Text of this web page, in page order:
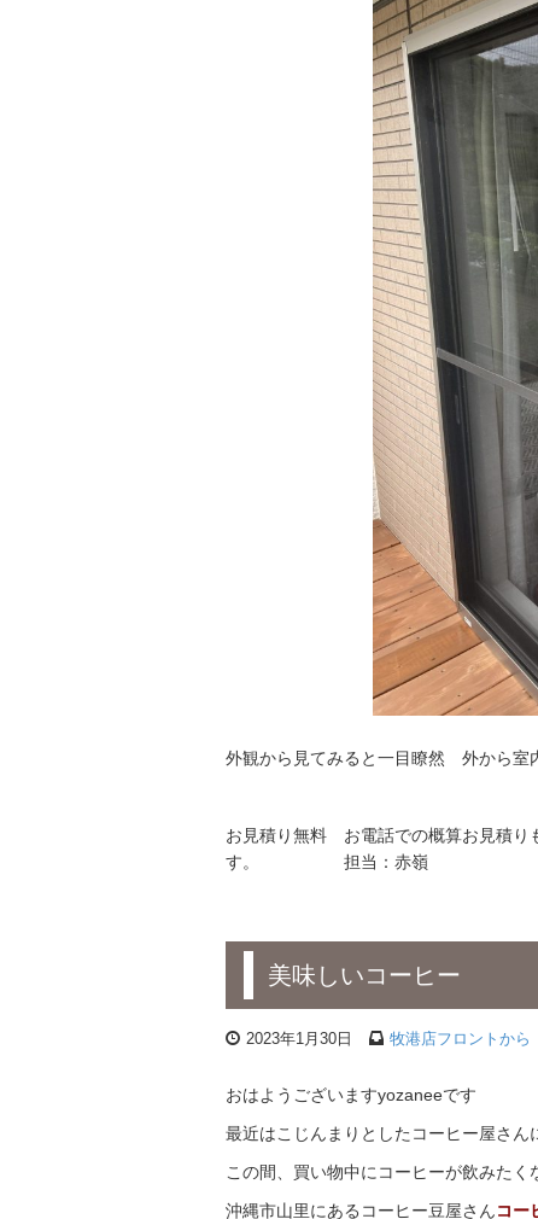
外観から見てみると一目瞭然 外から室
お見積り無料 お電話での概算お見積り
す。 担当：赤嶺
美味しいコーヒー
2023年1月30日 牧港店フロントから
おはようございますyozaneeです
最近はこじんまりとしたコーヒー屋さん
この間、買い物中にコーヒーが飲みたく
沖縄市山里にあるコーヒー豆屋さんコ